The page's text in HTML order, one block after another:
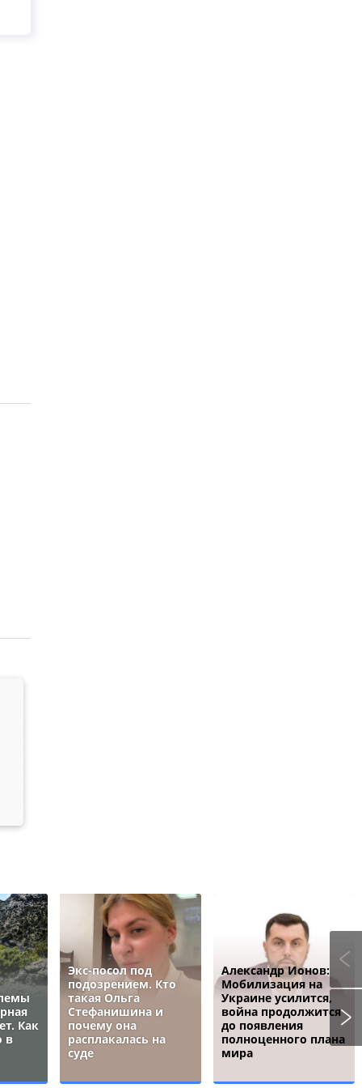
Как
в
Экс-посол под
подозрением. Кто
такая Ольга
Стефанишина и
почему она
расплакалась на
суде
Александр Ионов:
Мобилизация на
Украине усилится,
война продолжится
до появления
полноценного плана
мира